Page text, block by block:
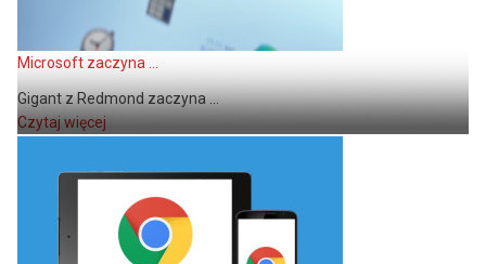
Microsoft zaczyna ...
Gigant z Redmond zaczyna ...
Czytaj więcej